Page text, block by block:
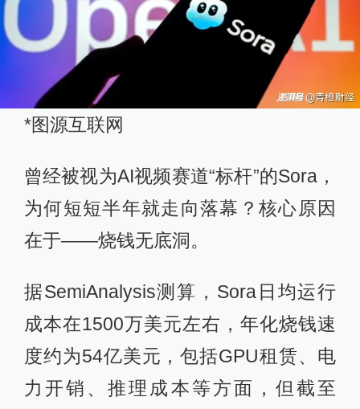
*图源互联网
曾经被视为AI视频赛道“标杆”的Sora，
为何短短半年就走向落幕？核心原因
在于——烧钱无底洞。
据SemiAnalysis测算，Sora日均运行
成本在1500万美元左右，年化烧钱速
度约为54亿美元，包括GPU租赁、电
力开销、推理成本等方面，但截至